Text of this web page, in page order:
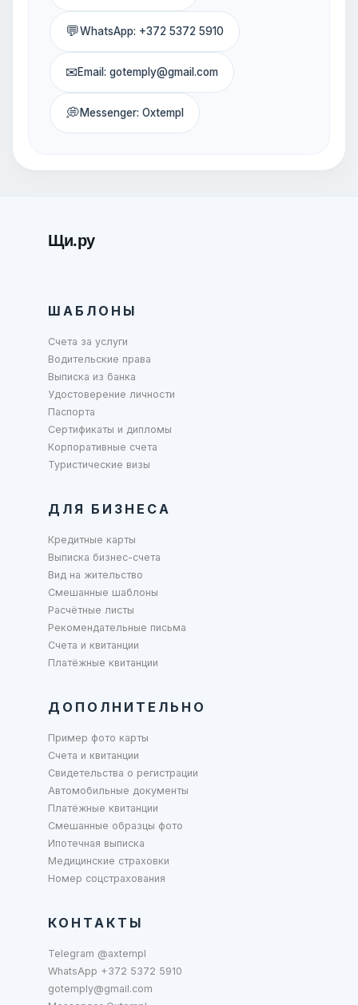
💬WhatsApp: +372 5372 5910
✉Email: gotemply@gmail.com
💭Messenger: Oxtempl
Щи.ру
ШАБЛОНЫ
Счета за услуги
Водительские права
Выписка из банка
Удостоверение личности
Паспорта
Сертификаты и дипломы
Корпоративные счета
Туристические визы
ДЛЯ БИЗНЕСА
Кредитные карты
Выписка бизнес-счета
Вид на жительство
Смешанные шаблоны
Расчётные листы
Рекомендательные письма
Счета и квитанции
Платёжные квитанции
ДОПОЛНИТЕЛЬНО
Пример фото карты
Счета и квитанции
Свидетельства о регистрации
Автомобильные документы
Платёжные квитанции
Смешанные образцы фото
Ипотечная выписка
Медицинские страховки
Номер соцстрахования
КОНТАКТЫ
Telegram @axtempl
WhatsApp +372 5372 5910
gotemply@gmail.com